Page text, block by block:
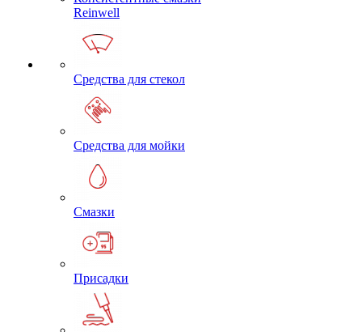
Reinwell
Средства для стекол
Средства для мойки
Смазки
Присадки